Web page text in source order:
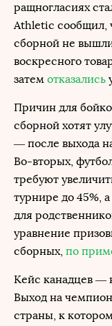
ращногласиях
Athletic сообщил,
сборной не
воскресного
затем отказались
Причин для
сборной хотят
— после выхода
Во-вторых,
требуют
турнире до 45%,
для
уравнение
сборных, по
Кейс канадцев —
Выход на
страны, к